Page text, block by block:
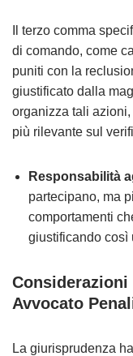
Il terzo comma
di comando, come
puniti con la
giustificato dalla
organizza tali
più rilevante sul
Responsabilità
partecipano, ma
comportamenti
giustificando così
Avvocato
La giurisprudenza